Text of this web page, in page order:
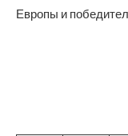
Европы и